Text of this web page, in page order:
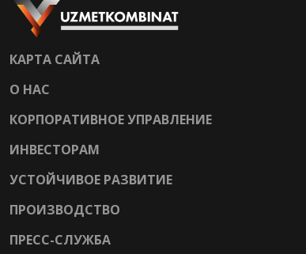
КАРТА САЙТА
О НАС
КОРПОРАТИВНОЕ УПРАВЛЕНИЕ
ИНВЕСТОРАМ
УСТОЙЧИВОЕ РАЗВИТИЕ
ПРОИЗВОДСТВО
ПРЕСС-СЛУЖБА